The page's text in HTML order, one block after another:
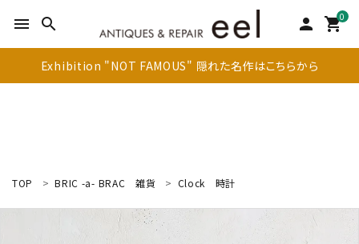
menu search person 0
shopping_cart
Exhibition "NOT FAMOUS" 隠れた名作はこちらから
TOP BRIC -a- BRAC 雑貨 Clock 時計